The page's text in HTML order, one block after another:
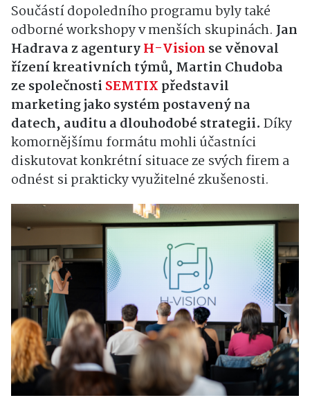
Součástí dopoledního programu byly také
odborné workshopy v menších skupinách. Jan
Hadrava z agenturyH-Vision se věnoval
řízení kreativních týmů, Martin Chudoba
ze společnosti SEMTIX představil
marketing jako systém postavený na
datech, auditu a dlouhodobé strategii. Díky
komornějšímu formátu mohli účastníci
diskutovat konkrétní situace ze svých firem a
odnést si prakticky využitelné zkušenosti.